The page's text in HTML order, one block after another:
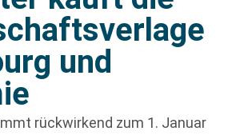
und
rückwirkend zum 1. Januar